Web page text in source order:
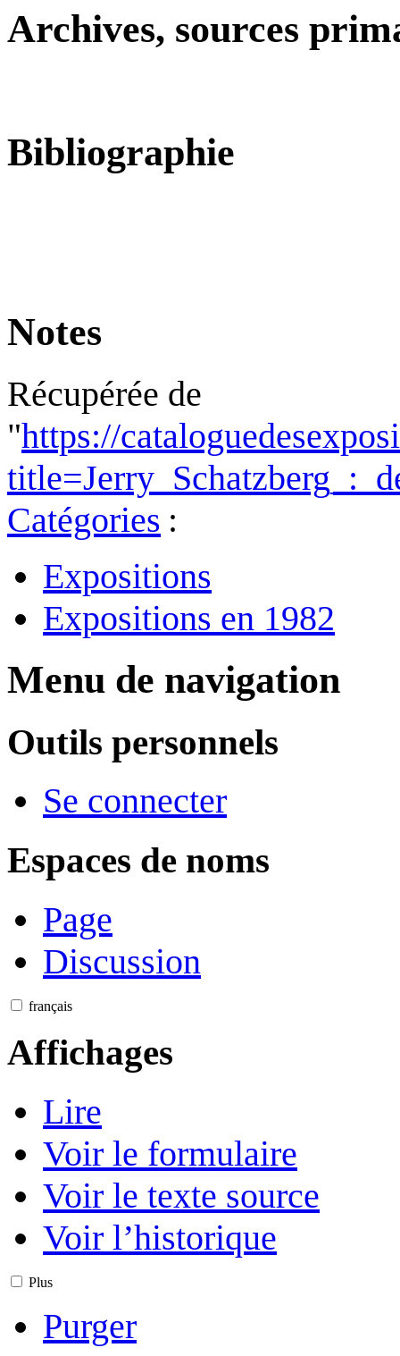
Archives, sources
Bibliographie
Notes
Récupérée de
"https://
Catégories :
Expositions
Expositions en 1982
Menu de navigation
Outils personnels
Se connecter
Espaces de noms
Page
Discussion
français
Affichages
Lire
Voir le formulaire
Voir le texte source
Voir l’historique
Plus
Purger